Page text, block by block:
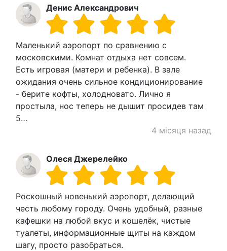
Денис Александрович
Маленький аэропорт по сравнению с
московскими. Комнат отдыха нет совсем.
Есть игровая (матери и ребенка). В зале
ожидания очень сильное кондиционирование
- берите кофты, холодновато. Лично я
простыла, нос теперь не дышит просидев там
5…
4 місяця назад
Олеся Джерелейко
Роскошный новенький аэропорт, делающий
честь любому городу. Очень удобный, разные
кафешки на любой вкус и кошелёк, чистые
туалеты, информационные щиты на каждом
шагу, просто разобраться.